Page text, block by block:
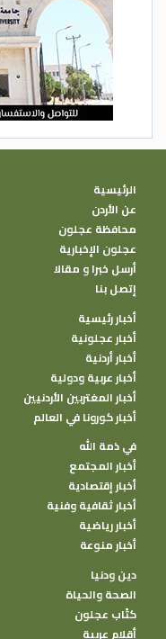
الرئيسية
عن الأردن
محافظة عجلون
عجلون الإخبارية
أرسل خبرا و مقالا
إتصل بنا
أخبار رئيسية
أخبار عجلونية
أخبار أردنية
أخبار عربية ودولية
أخبار المغتربين الأردنيين
أخبار كورونا في العالم
في ذمة الله
أخبار المجتمع
أخبار إقتصادية
أخبار ثقافية وفنية
أخبار رياضية
أخبار منوعة
دين ودنيا
الصحة والحياة
كتًاب عجلون
أقلام عربية